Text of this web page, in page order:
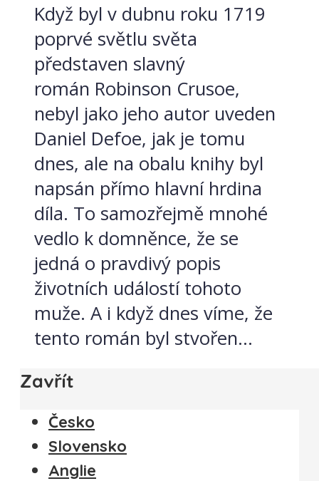
Když byl v dubnu roku 1719
poprvé světlu světa
představen slavný
román Robinson Crusoe,
nebyl jako jeho autor uveden
Daniel Defoe, jak je tomu
dnes, ale na obalu knihy byl
napsán přímo hlavní hrdina
díla. To samozřejmě mnohé
vedlo k domněnce, že se
jedná o pravdivý popis
životních událostí tohoto
muže. A i když dnes víme, že
tento román byl stvořen...
Zavřít
Česko
Slovensko
Anglie